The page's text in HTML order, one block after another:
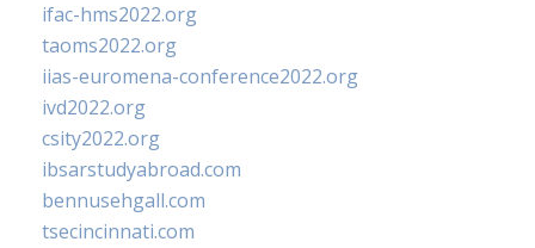
ifac-hms2022.org
taoms2022.org
iias-euromena-conference2022.org
ivd2022.org
csity2022.org
ibsarstudyabroad.com
bennusehgall.com
tsecincinnati.com